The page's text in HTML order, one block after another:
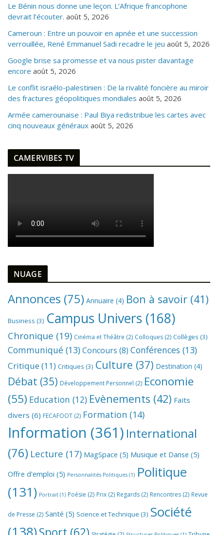
Le Bénin nous donne une leçon. L’Afrique francophone
devrait l’écouter. août 5, 2026
Cameroun : Entre un pouvoir en apnée et une succession
verrouillée, René Emmanuel Sadi recadre le jeu août 5, 2026
Google brise sa promesse et va nous pister davantage
encore août 5, 2026
Le conflit israélo-palestinien : De la rivalité foncière au miroir
des fractures géopolitiques mondiales août 5, 2026
Armée camerounaise : Paul Biya redistribue les cartes avec
cinq nouveaux généraux août 5, 2026
CAMERVIBES TV
NUAGE
Annonces (75) Annuaire (4) Bon à savoir (41)
Business (3) Campus Univers (168)
Chronique (19) Cinéma et Théâtre (2) Colloques (2) Collèges (3)
Communiqué (13)Concours (8) Conférences (13)
Critique(11) Critiques (3) Culture (37) Destination (4)
Débat (35) Développement Personnel (2) Economie
(55) Education (12) Evènements (42) Faits
divers (6) FECAFOOT (2) Formation (14)
Information (361) International
(76) Lecture (17) MagSpace (5) Musique et Danse (5)
Offre d'emploi (5) Personnalités Politiques (1) Politique
(131) Portrait (1) Poésie (2) Prix (2) Regards (2) Rencontres (2) Revue
de Presse (2) Santé (5) Science et Technique (3) Société
(138)Sport (62)